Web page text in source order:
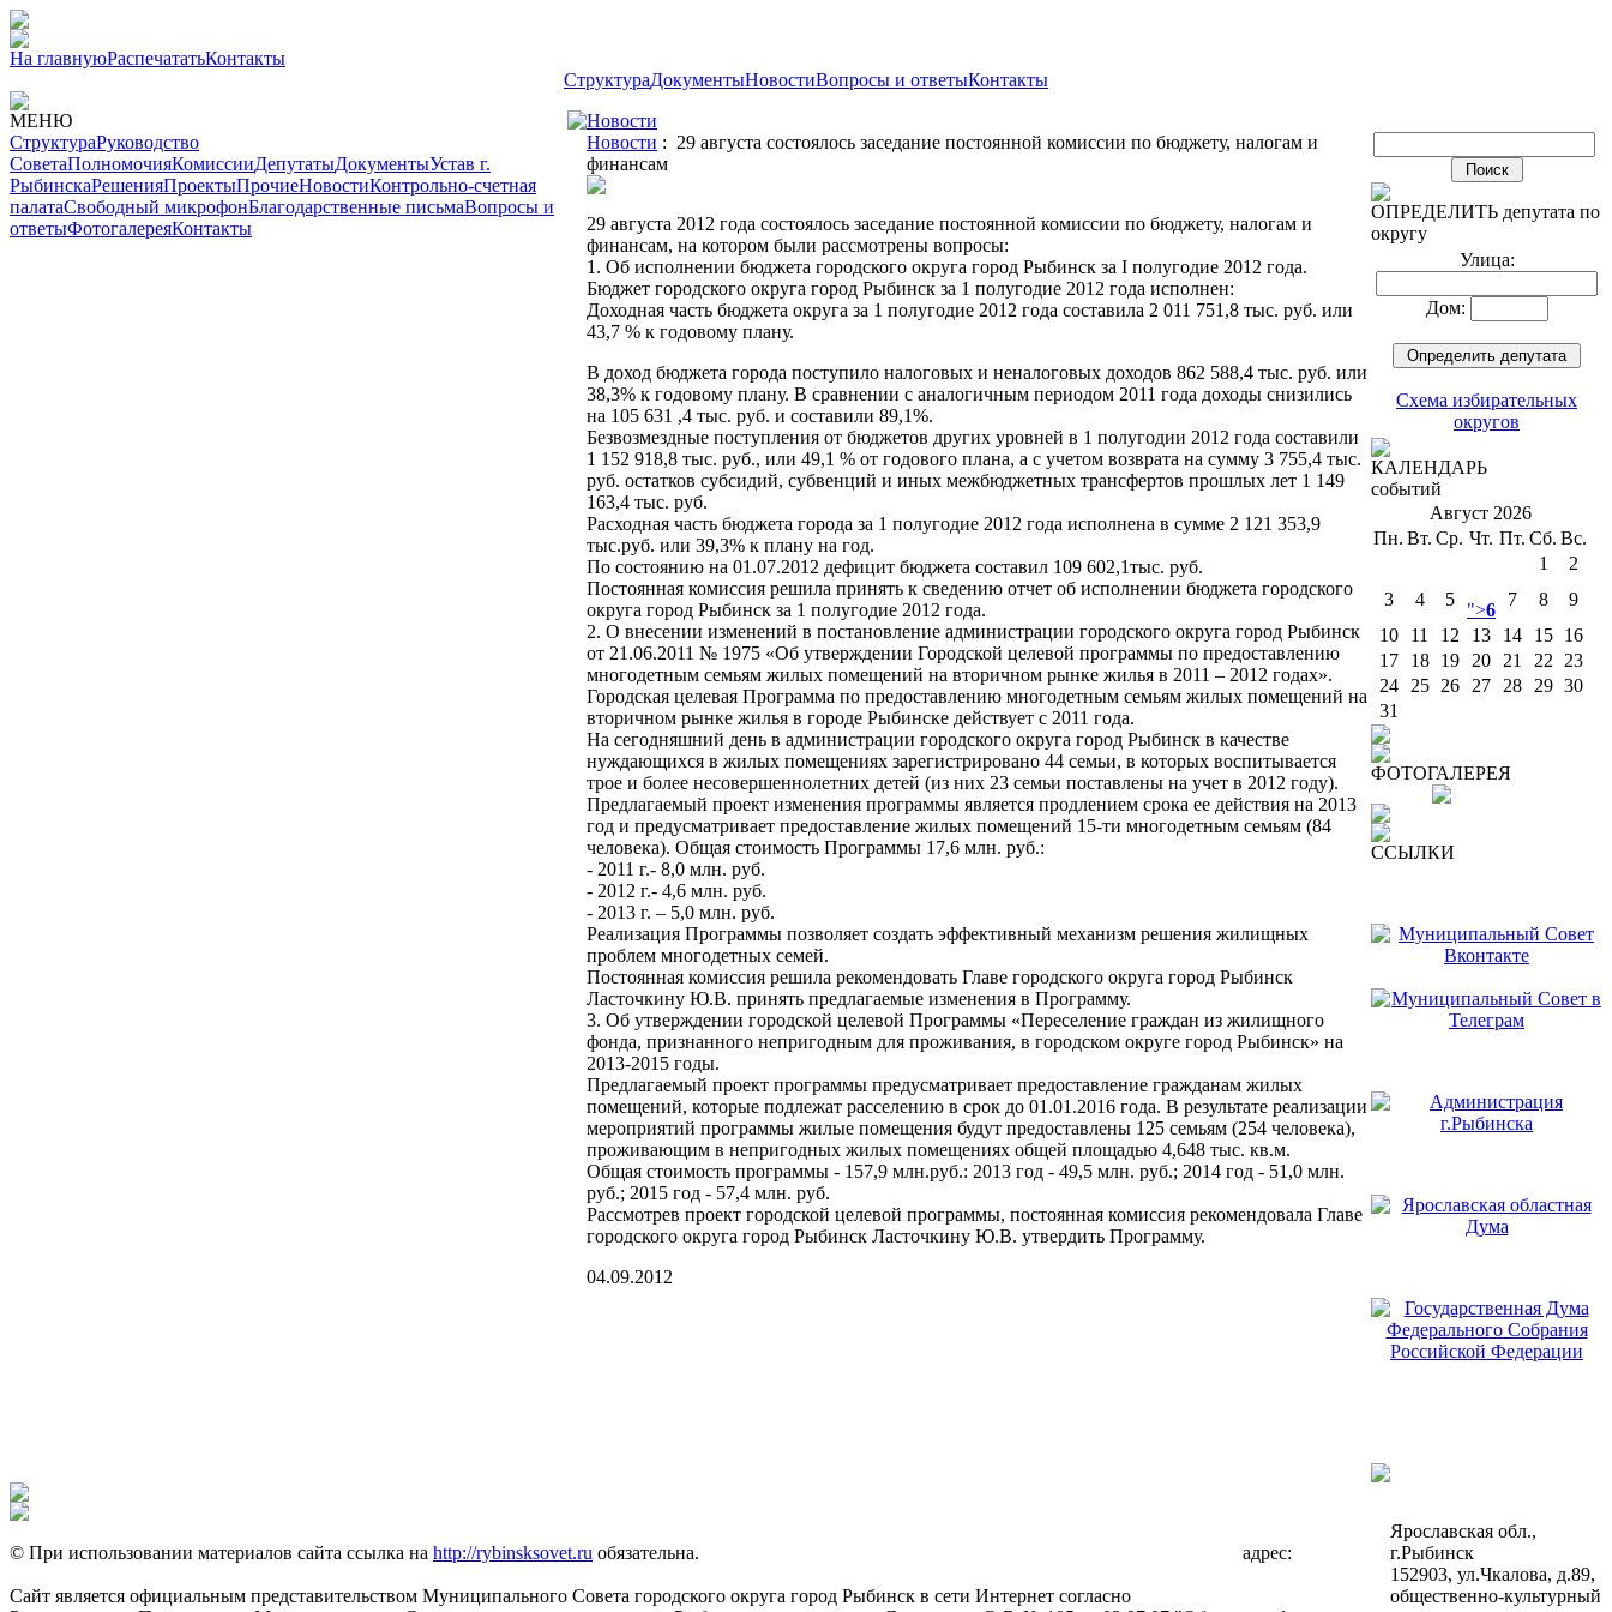
На главнуюРаспечататьКонтакты
СтруктураДокументыНовостиВопросы и ответыКонтакты
МЕНЮ
СтруктураРуководство
СоветаПолномочияКомиссииДепутатыДокументыУстав г.
РыбинскаРешенияПроектыПрочиеНовостиКонтрольно-счетная
палатаСвободный микрофонБлагодарственные письмаВопросы и
ответыФотогалереяКонтакты
Новости
Новости : 29 августа состоялось заседание постоянной комиссии по бюджету, налогам и
финансам
29 августа 2012 года состоялось заседание постоянной комиссии по бюджету, налогам и
финансам, на котором были рассмотрены вопросы:
1. Об исполнении бюджета городского округа город Рыбинск за I полугодие 2012 года.
Бюджет городского округа город Рыбинск за 1 полугодие 2012 года исполнен:
Доходная часть бюджета округа за 1 полугодие 2012 года составила 2 011 751,8 тыс. руб. или
43,7 % к годовому плану.
В доход бюджета города поступило налоговых и неналоговых доходов 862 588,4 тыс. руб. или
38,3% к годовому плану. В сравнении с аналогичным периодом 2011 года доходы снизились
на 105 631 ,4 тыс. руб. и составили 89,1%.
Безвозмездные поступления от бюджетов других уровней в 1 полугодии 2012 года составили
1 152 918,8 тыс. руб., или 49,1 % от годового плана, а с учетом возврата на сумму 3 755,4 тыс.
руб. остатков субсидий, субвенций и иных межбюджетных трансфертов прошлых лет 1 149
163,4 тыс. руб.
Расходная часть бюджета города за 1 полугодие 2012 года исполнена в сумме 2 121 353,9
тыс.руб. или 39,3% к плану на год.
По состоянию на 01.07.2012 дефицит бюджета составил 109 602,1тыс. руб.
Постоянная комиссия решила принять к сведению отчет об исполнении бюджета городского
округа город Рыбинск за 1 полугодие 2012 года.
2. О внесении изменений в постановление администрации городского округа город Рыбинск
от 21.06.2011 № 1975 «Об утверждении Городской целевой программы по предоставлению
многодетным семьям жилых помещений на вторичном рынке жилья в 2011 – 2012 годах».
Городская целевая Программа по предоставлению многодетным семьям жилых помещений на
вторичном рынке жилья в городе Рыбинске действует с 2011 года.
На сегодняшний день в администрации городского округа город Рыбинск в качестве
нуждающихся в жилых помещениях зарегистрировано 44 семьи, в которых воспитывается
трое и более несовершеннолетних детей (из них 23 семьи поставлены на учет в 2012 году).
Предлагаемый проект изменения программы является продлением срока ее действия на 2013
год и предусматривает предоставление жилых помещений 15-ти многодетным семьям (84
человека). Общая стоимость Программы 17,6 млн. руб.:
- 2011 г.- 8,0 млн. руб.
- 2012 г.- 4,6 млн. руб.
- 2013 г. – 5,0 млн. руб.
Реализация Программы позволяет создать эффективный механизм решения жилищных
проблем многодетных семей.
Постоянная комиссия решила рекомендовать Главе городского округа город Рыбинск
Ласточкину Ю.В. принять предлагаемые изменения в Программу.
3. Об утверждении городской целевой Программы «Переселение граждан из жилищного
фонда, признанного непригодным для проживания, в городском округе город Рыбинск» на
2013-2015 годы.
Предлагаемый проект программы предусматривает предоставление гражданам жилых
помещений, которые подлежат расселению в срок до 01.01.2016 года. В результате реализации
мероприятий программы жилые помещения будут предоставлены 125 семьям (254 человека),
проживающим в непригодных жилых помещениях общей площадью 4,648 тыс. кв.м.
Общая стоимость программы - 157,9 млн.руб.: 2013 год - 49,5 млн. руб.; 2014 год - 51,0 млн.
руб.; 2015 год - 57,4 млн. руб.
Рассмотрев проект городской целевой программы, постоянная комиссия рекомендовала Главе
городского округа город Рыбинск Ласточкину Ю.В. утвердить Программу.
04.09.2012
ОПРЕДЕЛИТЬ депутата по
округу
Улица:
Дом:
Схема избирательных
округов
КАЛЕНДАРЬ
событий
Август 2026
Пн. Вт. Ср. Чт. Пт. Сб. Вс.
1
2
3
4 5
">6
7 8
9
10
11 12 13 14 15
16
17
18 19 20 21 22
23
24
25 26 27 28 29 30
31
ФОТОГАЛЕРЕЯ
ССЫЛКИ
© При использовании материалов сайта ссылка на http://rybinsksovet.ru обязательна.
Сайт является официальным представительством Муниципального Совета городского округа город Рыбинск в сети Интернет согласно
адрес:
Ярославская обл.,
г.Рыбинск
152903, ул.Чкалова, д.89,
общественно-культурный